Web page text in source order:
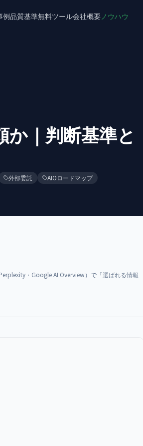
例品質基準無料ツール会社概要ノウハウ
｜判断基準と
外部委託 AIOロードマップ
・Google AI Overview）で「選ばれる情報